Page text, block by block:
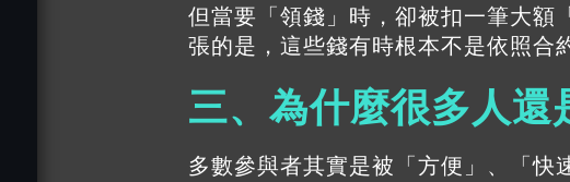
但當要「領錢」時，卻被扣一筆大額
張的是，這些錢有時根本不是依照
三、為什麼很多人還
多數參與者其實是被「方便」、「快